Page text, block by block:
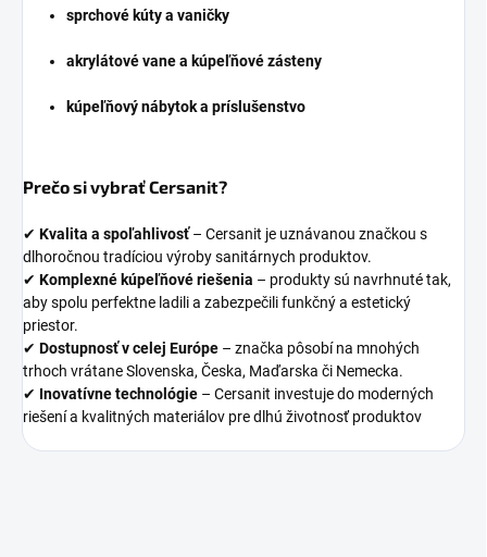
sprchové kúty a vaničky
akrylátové vane a kúpeľňové zásteny
kúpeľňový nábytok a príslušenstvo
Prečo si vybrať Cersanit?
✔ Kvalita a spoľahlivosť– Cersanit je uznávanou značkou s
dlhoročnou tradíciou výroby sanitárnych produktov.
✔ Komplexné kúpeľňové riešenia – produkty sú navrhnuté tak,
aby spolu perfektne ladili a zabezpečili funkčný a estetický
priestor.
✔ Dostupnosť v celej Európe – značka pôsobí na mnohých
trhoch vrátane Slovenska, Česka, Maďarska či Nemecka.
✔ Inovatívne technológie – Cersanit investuje do moderných
riešení a kvalitných materiálov pre dlhú životnosť produktov